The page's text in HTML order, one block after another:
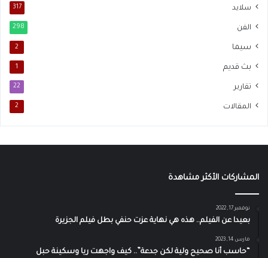
سلايد 317
الفن 298
سيما 2
بث قديم 1
تقارير 22
المقالات 2
المشاركات الأكثر مشاهدة
نوفمبر 17, 2022
بعيدا عن الفيلم.. هذه هي نهاية عزت حنفي بطل فيلم الجزيرة
مارس 14, 2023
“حاسب أنا صحيح ولية لكن جدعة”.. كيف واجهت ريا وسكينة حبل